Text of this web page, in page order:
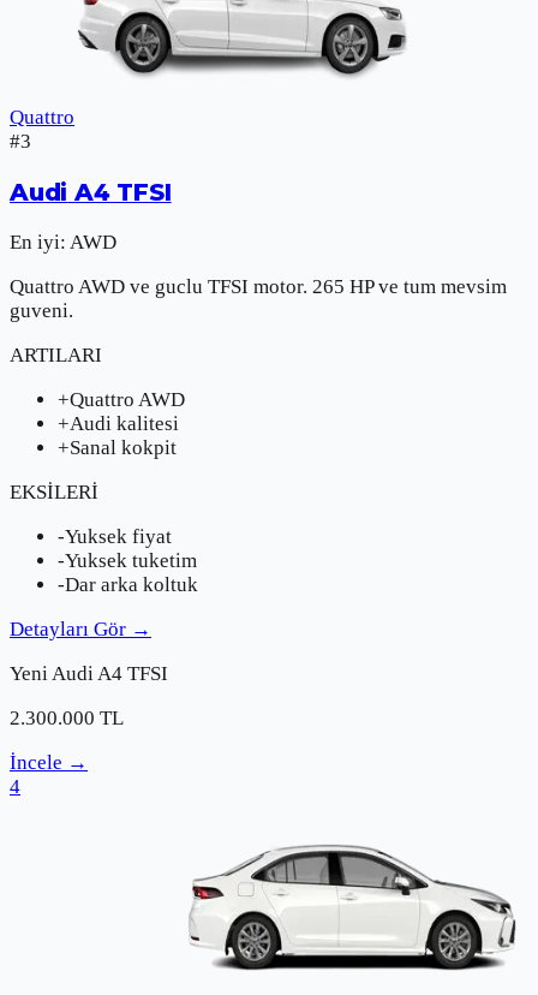
Quattro
#3
Audi A4 TFSI
En iyi: AWD
Quattro AWD ve guclu TFSI motor. 265 HP ve tum mevsim
guveni.
ARTILARI
+Quattro AWD
+Audi kalitesi
+Sanal kokpit
EKSİLERİ
-Yuksek fiyat
-Yuksek tuketim
-Dar arka koltuk
Detayları Gör →
YeniAudiA4 TFSI
2.300.000 TL
İncele →
4